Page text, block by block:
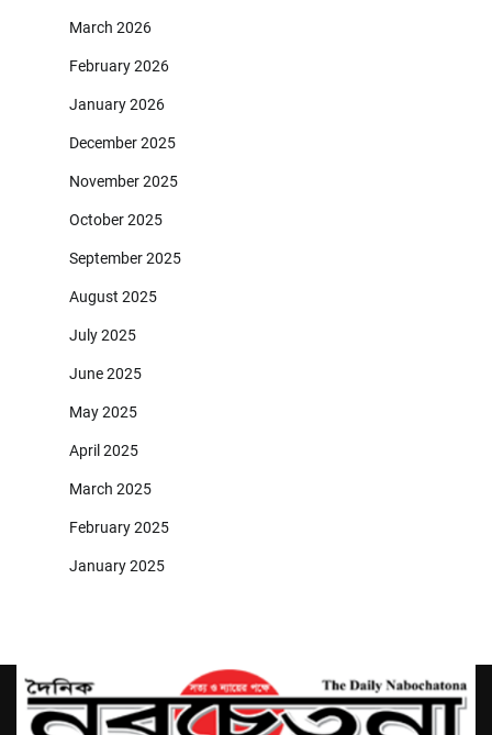
March 2026
February 2026
January 2026
December 2025
November 2025
October 2025
September 2025
August 2025
July 2025
June 2025
May 2025
April 2025
March 2025
February 2025
January 2025